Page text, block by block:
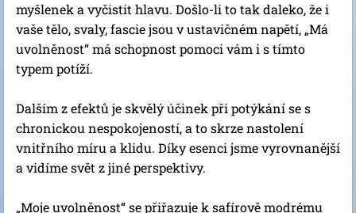
myšlenek a vyčistit hlavu. Došlo-li to tak daleko, že i
vaše tělo, svaly, fascie jsou v ustavičném napětí, „Má
uvolněnost“ má schopnost pomoci vám i s tímto
typem potíží.
Dalším z efektů je skvělý účinek při potýkání se s
chronickou nespokojeností, a to skrze nastolení
vnitřního míru a klidu. Díky esenci jsme vyrovnanější
a vidíme svět z jiné perspektivy.
„Moje uvolněnost“ se přiřazuje k safírově modrému